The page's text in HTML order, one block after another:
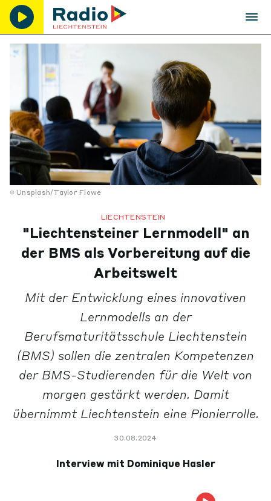
Unsplash/Taylor Flowe
LIECHTENSTEIN
"Liechtensteiner Lernmodell" an
der BMS als Vorbereitung auf die
Arbeitswelt
Mit der Entwicklung eines innovativen
Lernmodells an der
Berufsmaturitätsschule Liechtenstein
(BMS) sollen die zentralen Kompetenzen
der BMS-Studierenden für die Welt von
morgen gestärkt werden. Damit
übernimmt Liechtenstein eine Pionierrolle.
30.08.2024
Interview mit Dominique Hasler